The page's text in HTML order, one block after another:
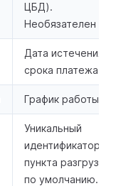
ЦБД).
Необязателен
Дата истечения
срока платежа.
График работы.
Уникальный
идентификатор
пункта разгрузки
по умолчанию.